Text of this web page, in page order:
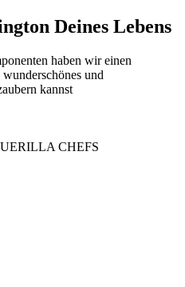
Deines Lebens
haben wir einen
und
kannst
CHEFS